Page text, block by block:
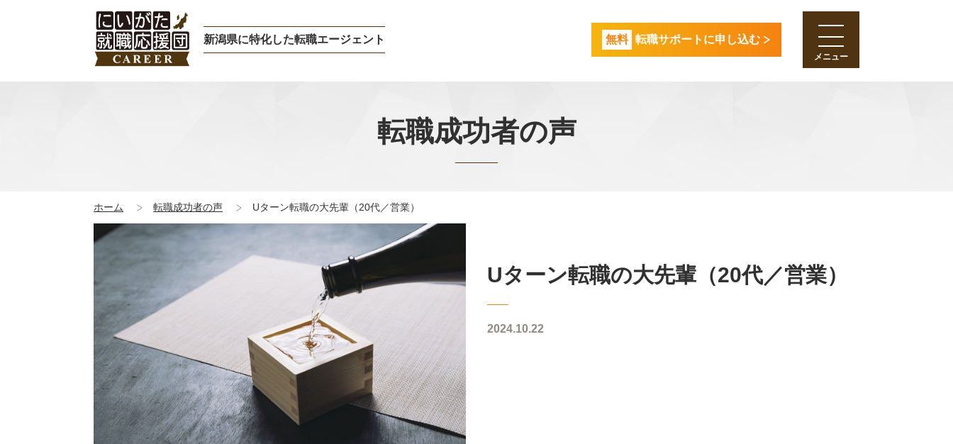
新潟県に特化した転職エージェント 無料 転職サポートに申し込む
転職成功者の声
ホーム 転職成功者の声 Uターン転職の大先輩（20代／営業）
Uターン転職の大先輩（20代／営業）
2024.10.22